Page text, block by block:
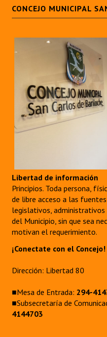
CONCEJO MUNICIPAL
Libertad de información
Principios. Toda persona,
de libre acceso a las
legislativos, administrativos
del Municipio, sin que sea
motivan el requerimiento.
¡Conectate con el Concejo!
Dirección: Libertad 80
■Mesa de Entrada: 294-
■Subsecretaría de
4144703